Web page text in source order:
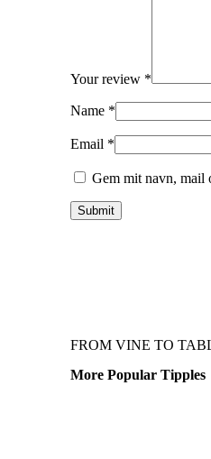
Your review *
Name *
Email *
Gem mit navn, mail
FROM VINE TO
More Popular Tipples